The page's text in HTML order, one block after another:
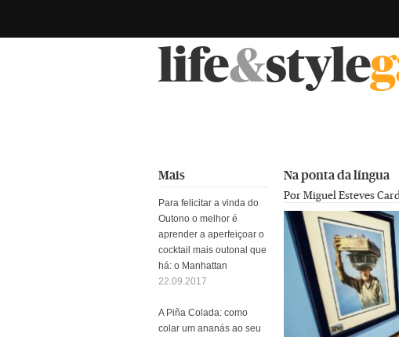
life&style
Na ponta da língua
Por Miguel Esteves
Mais
Para felicitar a vinda do
Outono o melhor é
aprender a aperfeiçoar o
cocktail mais outonal que
há: o Manhattan
22.09.2017
A Piña Colada: como
colar um ananás ao seu